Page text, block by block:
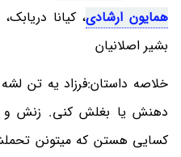
همایون ارشادی، کیانا
بشیر اصلانیان
خلاصه داستان:فرزاد یه تن
دهنش یا بغلش کنی. زنش و
کسایی هستن که میتونن